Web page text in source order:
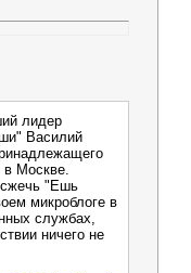
лидер
Василий
Москве.
"Ешь
микроблоге в
службах,
ничего не